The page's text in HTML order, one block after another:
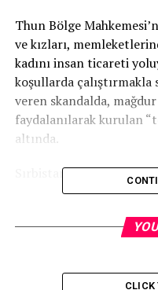
Thun Bölge
ve kızları,
kadını insan ticareti
koşullarda çalıştırmakla
veren skandalda,
faydalanılarak kurulan
altında.
Sırbistan’dan “Lüks
kadınları İsviçre’de
CLICK